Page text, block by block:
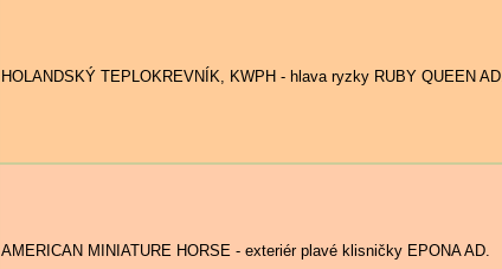
HOLANDSKÝ TEPLOKREVNÍK, KWPH - hlava ryzky RUBY QUEEN AD.
AMERICAN MINIATURE HORSE - exteriér plavé klisničky EPONA AD.